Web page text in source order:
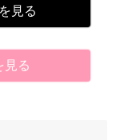
見る
見る